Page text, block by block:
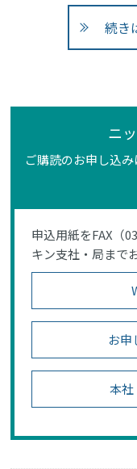
続き
ニ
ご購読のお申し込
申込用紙をFAX（
キン支社・局まで
お申
本社